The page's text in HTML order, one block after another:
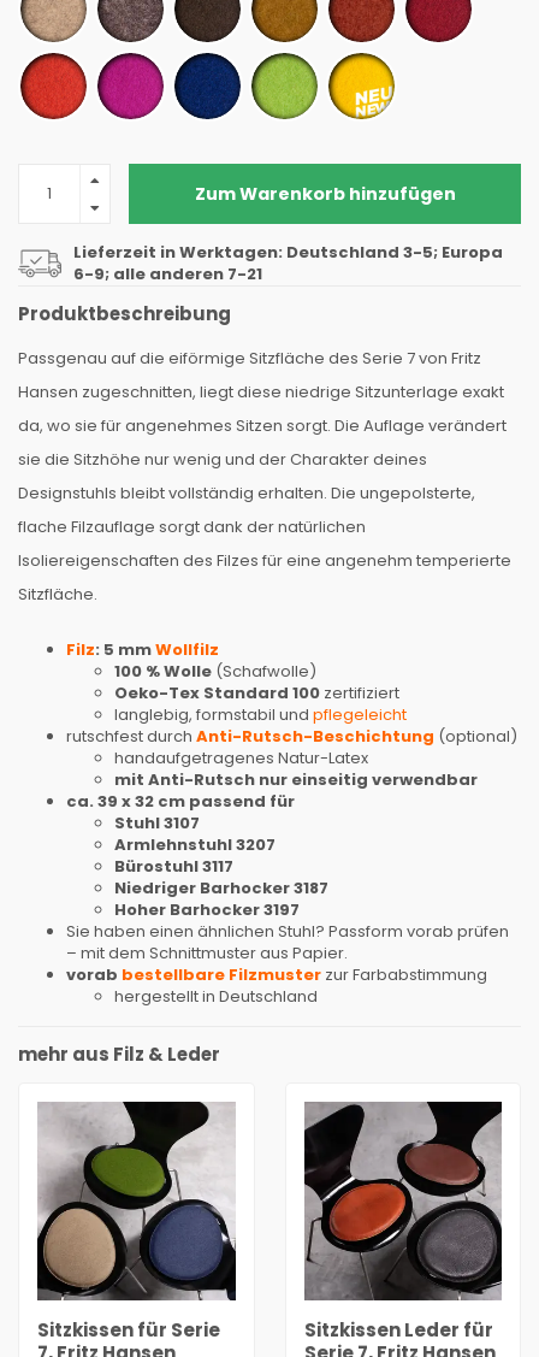
Zum Warenkorb hinzufügen
Lieferzeit in Werktagen: Deutschland 3-5; Europa
6-9; alle anderen 7-21
Produktbeschreibung
Passgenau auf die eiförmige Sitzfläche des Serie 7 von Fritz
Hansen zugeschnitten, liegt diese niedrige Sitzunterlage exakt
da, wo sie für angenehmes Sitzen sorgt. Die Auflage verändert
sie die Sitzhöhe nur wenig und der Charakter deines
Designstuhls bleibt vollständig erhalten. Die ungepolsterte,
flache Filzauflage sorgt dank der natürlichen
Isoliereigenschaften des Filzes für eine angenehm temperierte
Sitzfläche.
Filz: 5 mmWollfilz
100 % Wolle (Schafwolle)
Oeko-Tex Standard 100 zertifiziert
langlebig, formstabil und pflegeleicht
rutschfest durch Anti-Rutsch-Beschichtung (optional)
handaufgetragenes Natur-Latex
mit Anti-Rutsch nur einseitig verwendbar
ca. 39 x 32 cm passend für
Stuhl 3107
Armlehnstuhl 3207
Bürostuhl 3117
Niedriger Barhocker 3187
Hoher Barhocker 3197
Sie haben einen ähnlichen Stuhl? Passform vorab prüfen
– mit dem Schnittmuster aus Papier.
vorab bestellbare Filzmuster zur Farbabstimmung
hergestellt in Deutschland
mehr aus Filz & Leder
Sitzkissen für Serie
Sitzkissen Leder für